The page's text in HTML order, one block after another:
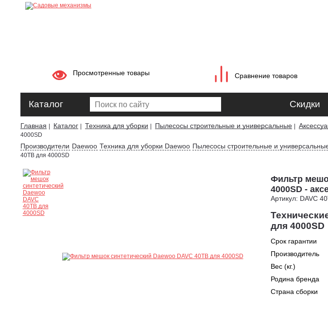
Просмотренные товары Сравнение товаров
Каталог Скидки
Главная Каталог Техника для уборки Пылесосы строительные и универсальные
4000SD
Производители Daewoo Техника для уборки Daewoo Пылесосы строительные и
40ТB для 4000SD
Фильтр
4000SD -
Артикул: DAVC
для 4000SD
Срок гарантии
Производитель
Вес (кг.)
Родина бренда
Страна сборки